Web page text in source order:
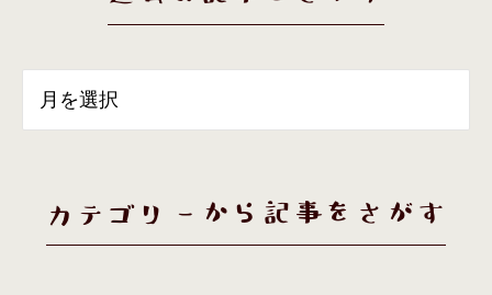
カテゴリーから記事をさがす